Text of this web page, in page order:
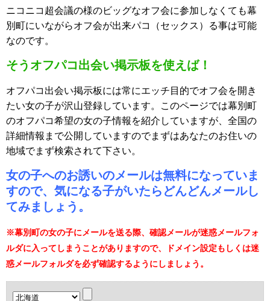
ニコニコ超会議の様のビッグなオフ会に参加しなくても幕
別町にいながらオフ会が出来パコ（セックス）る事は可能
なのです。
そうオフパコ出会い掲示板を使えば！
オフパコ出会い掲示板には常にエッチ目的でオフ会を開き
たい女の子が沢山登録しています。このページでは幕別町
のオフパコ希望の女の子情報を紹介していますが、全国の
詳細情報まで公開していますのでまずはあなたのお住いの
地域でまず検索されて下さい。
女の子へのお誘いのメールは無料になっていま
すので、気になる子がいたらどんどんメールし
てみましょう。
※幕別町の女の子にメールを送る際、確認メールが迷惑メールフォ
ルダに入ってしまうことがありますので、ドメイン設定もしくは迷
惑メールフォルダを必ず確認するようにしましょう。